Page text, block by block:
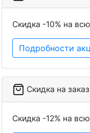
Скидка -10% на
Подробности
Скидка на
Скидка -12% на